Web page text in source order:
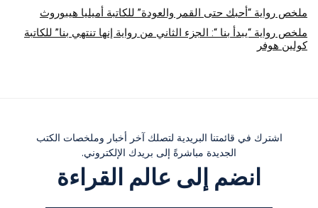
ملخص رواية “أحبك حتى القمر والعودة” للكاتبة أميليا هيبوروث
ملخص رواية “يبدأ بنا “: الجزء الثاني من رواية إنها تنتهي بنا” للكاتبة
كولين هوفر
اشترك في قائمتنا البريدية لتصلك آخر أخبار وملخصات الكتب
الجديدة مباشرةً إلى بريدك الإلكتروني.
انضم إلى عالم القراءة